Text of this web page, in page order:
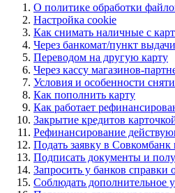
О политике обработки
Настройка cookie
Как снимать наличные с
Через банкомат/пункт
Переводом на другую карту
Через кассу магазинов-
Условия и особенности
Как пополнить карту
Как работает
Закрытие кредитов
Рефинансирование
Подать заявку в
Подписать документы и
Запросить у банков справки
Соблюдать дополнительное